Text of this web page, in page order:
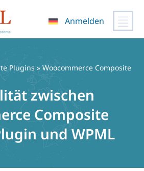
Anmelden
Plugins » Woocommerce Composite
zwischen
Composite
und WPML